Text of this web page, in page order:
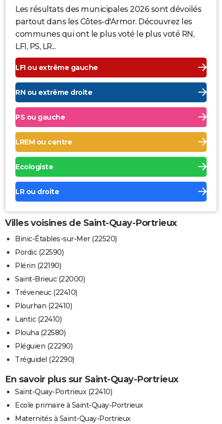
Les résultats des municipales 2026 sont dévoilés
partout dans les Côtes-d'Armor. Découvrez les
communes qui ont le plus voté le plus voté RN,
LFI, PS, LR...
LFI ou extrême gauche
RN ou extrême droite
PS ou gauche
LREM ou centre
Ecologiste
LR ou droite
Villes voisines de Saint-Quay-Portrieux
Binic-Étables-sur-Mer (22520)
Pordic (22590)
Plérin (22190)
Saint-Brieuc (22000)
Tréveneuc (22410)
Plourhan (22410)
Lantic (22410)
Plouha (22580)
Pléguien (22290)
Tréguidel (22290)
En savoir plus sur Saint-Quay-Portrieux
Saint-Quay-Portrieux (22410)
Ecole primaire à Saint-Quay-Portrieux
Maternités à Saint-Quay-Portrieux